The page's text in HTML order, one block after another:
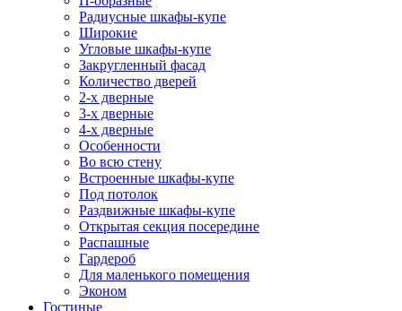
Радиусные шкафы-купе
Широкие
Угловые шкафы-купе
Закругленный фасад
Количество дверей
2-х дверные
3-х дверные
4-х дверные
Особенности
Во всю стену
Встроенные шкафы-купе
Под потолок
Раздвижные шкафы-купе
Открытая секция посередине
Распашные
Гардероб
Для маленького помещения
Эконом
Гостиные